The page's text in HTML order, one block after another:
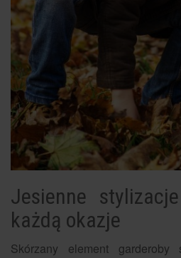
Jesienne
każdą okazje
Skórzany element garderoby